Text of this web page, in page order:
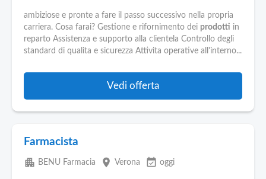
ambiziose e pronte a fare il passo successivo nella propria
carriera. Cosa farai? Gestione e rifornimento dei prodotti in
reparto Assistenza e supporto alla clientela Controllo degli
standard di qualita e sicurezza Attivita operative all'interno...
Vedi offerta
Farmacista
apartment BENU Farmacia place Verona event_available oggi